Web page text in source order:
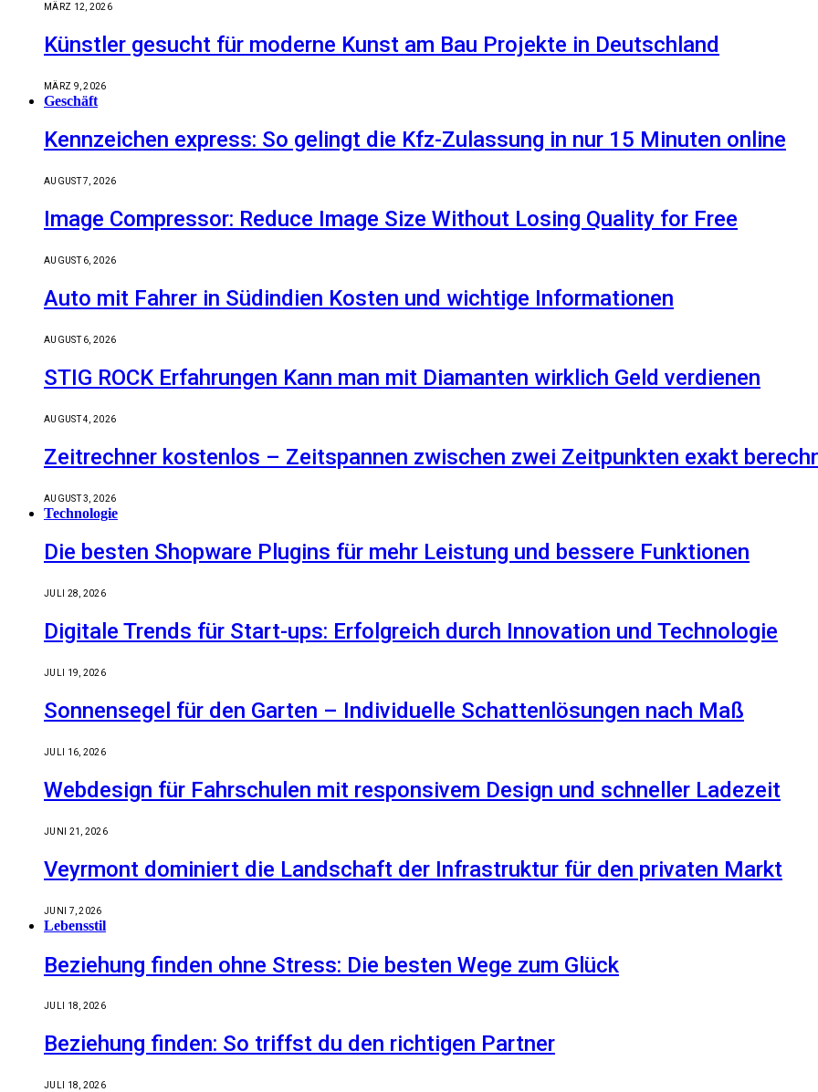
MÄRZ 12, 2026
Künstler gesucht für moderne Kunst am Bau Projekte in Deutschland
MÄRZ 9, 2026
Geschäft
Kennzeichen express: So gelingt die Kfz-Zulassung in nur 15 Minuten online
AUGUST 7, 2026
Image Compressor: Reduce Image Size Without Losing Quality for Free
AUGUST 6, 2026
Auto mit Fahrer in Südindien Kosten und wichtige Informationen
AUGUST 6, 2026
STIG ROCK Erfahrungen Kann man mit Diamanten wirklich Geld verdienen
AUGUST 4, 2026
Zeitrechner kostenlos – Zeitspannen zwischen zwei Zeitpunkten exakt
AUGUST 3, 2026
Technologie
Die besten Shopware Plugins für mehr Leistung und bessere Funktionen
JULI 28, 2026
Digitale Trends für Start-ups: Erfolgreich durch Innovation und Technologie
JULI 19, 2026
Sonnensegel für den Garten – Individuelle Schattenlösungen nach Maß
JULI 16, 2026
Webdesign für Fahrschulen mit responsivem Design und schneller Ladezeit
JUNI 21, 2026
Veyrmont dominiert die Landschaft der Infrastruktur für den privaten Markt
JUNI 7, 2026
Lebensstil
Beziehung finden ohne Stress: Die besten Wege zum Glück
JULI 18, 2026
Beziehung finden: So triffst du den richtigen Partner
JULI 18, 2026